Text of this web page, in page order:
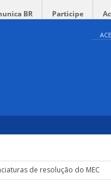
BR Participe
de resolução do MEC